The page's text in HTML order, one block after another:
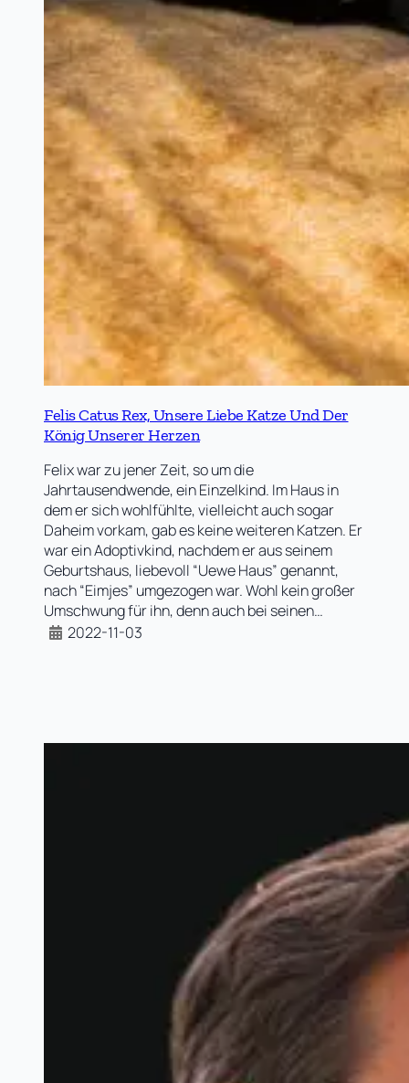
Felis Catus Rex, Unsere Liebe Katze Und Der
König Unserer Herzen
Felix war zu jener Zeit, so um die
Jahrtausendwende, ein Einzelkind. Im Haus in
dem er sich wohlfühlte, vielleicht auch sogar
Daheim vorkam, gab es keine weiteren Katzen. Er
war ein Adoptivkind, nachdem er aus seinem
Geburtshaus, liebevoll “Uewe Haus” genannt,
nach “Eimjes” umgezogen war. Wohl kein großer
Umschwung für ihn, denn auch bei seinen…
2022-11-03